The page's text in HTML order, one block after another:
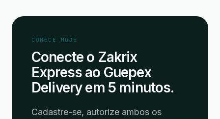
COMECE HOJE
Conecte o Zakrix
Express ao Guepex
Delivery em 5 minutos.
Cadastre-se, autorize ambos os